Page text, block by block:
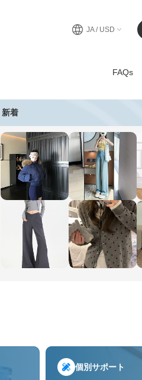
JA / USD
FAQs
新着
個別サポート